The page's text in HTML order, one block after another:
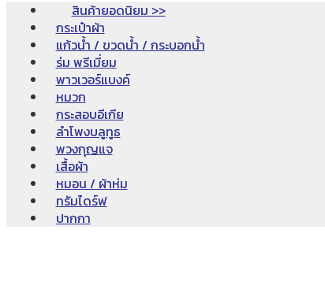
สินค้ายอดนิยม >>
กระเป๋าผ้า
แก้วน้ำ / ขวดน้ำ / กระบอกน้ำ
ร่ม พรีเมี่ยม
พาวเวอร์แบงค์
หมวก
กระสอบอีเกีย
ลำโพงบลูทูธ
พวงกุญแจ
เสื้อผ้า
หมอน / ผ้าห่ม
ทรัมไดร์ฟ
ปากกา